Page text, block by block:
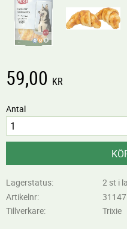
59,00 KR
Antal
Lagerstatus
2 st i
Artikelnr
Tillverkare
Trixie